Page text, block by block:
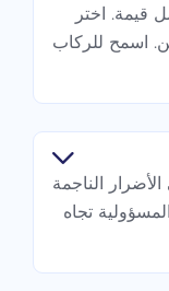
قيمة. اختر
اسمح للركاب
الناجمة
تجاه